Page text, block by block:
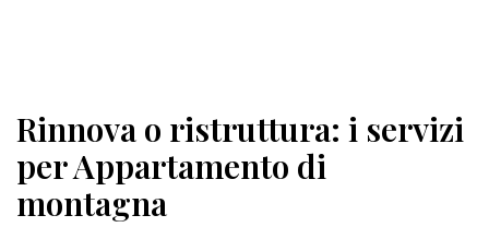
Rinnova o ristruttura: i servizi
per Appartamento di
montagna